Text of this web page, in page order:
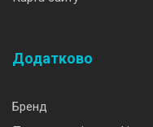
Додатково
Бренд